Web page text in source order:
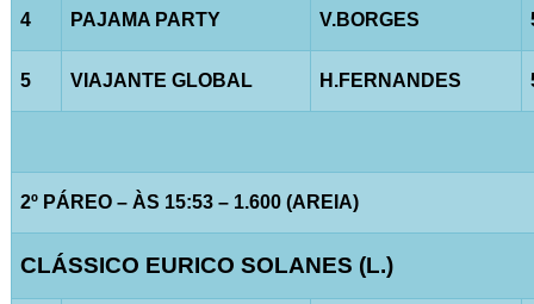
4 PAJAMA PARTY V.BORGES
5 VIAJANTE GLOBAL H.FERNANDES
2º PÁREO – ÀS 15:53 – 1.600 (AREIA)
CLÁSSICO EURICO SOLANES (L.)